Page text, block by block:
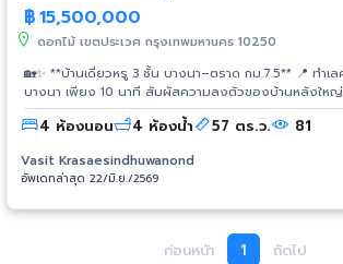
฿15,500,000
ดอกไม้ เขตประเวศ กรุงเทพมหานคร 10250
🏡✨ **บ้านเดี่ยวหรู 3 ชั้น บางนา–ตราด กม.7.5** 📍 ทำเ
บางนา เพียง 10 นาที สัมผัสความลงตัวของบ้านหลังใหญ่ ✨ พื้นที่ใช้สอยกว่า
**400 ตร.ม.** ✨ ตกแต่งครบ **Full Furnished +
เข้าอยู่ได้ทันที เหมาะสำหรับครอบครัวที่มองหาพื้นที่แห่งคว
เพิ่มความสะดวกและความปลอดภัย ✅ วัสดุก่อสร้างคุณภ
สวนกลางบ้าน เติมเต็มบรรยากาศร่มรื่น ✅ ครัว Built-in ดี
เติมเต็มทุกช่วงเวลาของครอบครัว ✨ 📩 สนใจนัดชมบ้าน หรือสอบถามราย
ละเอียดเพิ่มเติม ทักแชทได้เลยครับ 😊 #บ้านเดี่ยวบางนา #บ้านหรูบางนา #บ้าน
4 ห้องนอน 4 ห้องน้ำ 57 ตร.ว. 81
Vasit Krasaesindhuwanond​
อัพเดทล่าสุด 22/มิ.ย./2569
ก่อนหน้า 1 ถัดไป